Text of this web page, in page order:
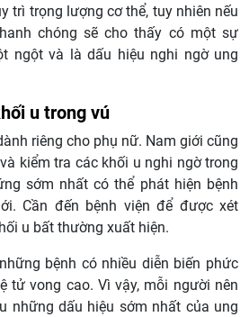
trì trọng lượng cơ thể, tuy nhiên nếu
chóng sẽ cho thấy có một sự
ngột và là dấu hiệu nghi ngờ ung
u trong vú
riêng cho phụ nữ. Nam giới cũng
kiểm tra các khối u nghi ngờ trong
sớm nhất có thể phát hiện bệnh
Cần đến bệnh viện để được xét
u bất thường xuất hiện.
bệnh có nhiều diễn biến phức
tử vong cao. Vì vậy, mỗi người nên
những dấu hiệu sớm nhất của ung